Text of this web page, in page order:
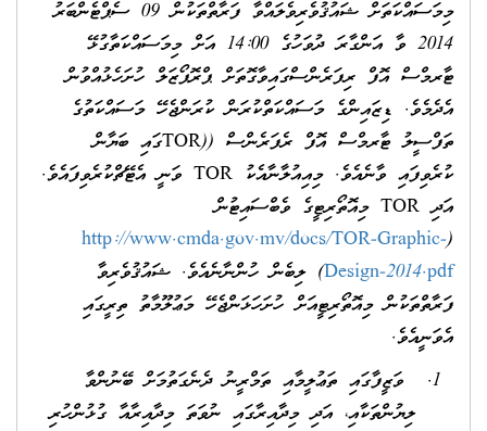
މިމަސައްކަތަށް ޝައުޤުވެރިވެލައްވާ ފަރާތްތަކުން 09 ސެޕްޓެންބަރު
2014 ވާ އަންގާރަ ދުވަހުގެ 14:00 އަށް މިމަސައްކަތާގުޅޭ
ޓާރމްސް އޮފް ރިފަރެންސްގައިވާގޮތަށް ޕްރޮޕޯޒަލް ހުށަހެޅުއްވުން
އެދެމެވެ. ޑިޒައިންގެ މަސައްކަތްކުރަން ކުރަންޖެހޭ މަސައްކަތުގެ
ތަފްސީލު ޓާރމްސް އޮފް ރެފަރެންސް ((TORގައި ބަޔާން
ކުރެވިފައި ވާނެއެވެ. މިއިއުލާނާއެކު TOR ވަނީ އެޓޭޗްކުރެވިފައެވެ.
އަދި TOR މިއޮތޯރިޓީގެ ވެބްސައިޓުން
(
http://www.cmda.gov.mv/docs/TOR-Graphic-
Design-2014.pdf) ލިބެން ހުންނާނެއެވެ. ޝައުޤުވެރިވާ
ފަރާތްތަކުން މިއޮތޯރިޓީއަށް ހުށަހަޅަންޖެހޭ މަޢުލޫމާތު ތިރީގައި
އެވަނީއެވެ.
ވަޒީފާގައި ތަޢުލީމާއި ތަމްރީނު ދެނެގަތުމަށް ބޭނުންވާ
ލިޔުންތަކާއި، އަދި މިދާއިރާގައި ނުވަތަ މިދާއިރާއާ ގުޅުންހުރި